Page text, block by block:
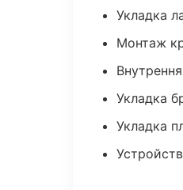
Укладка
Монтаж
Укладка
Укладка